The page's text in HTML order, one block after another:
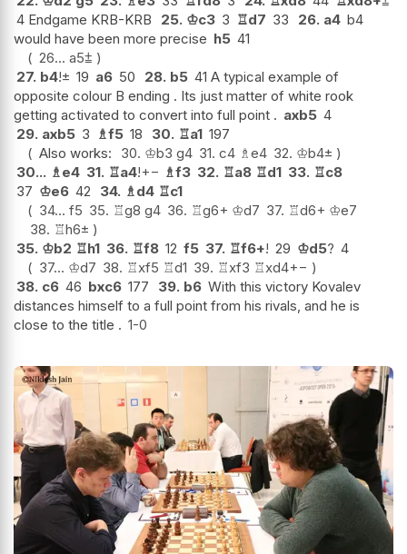
4 Endgame KRB-KRB
25. ♔c3 3 ♖d7 33 26. a4 b4
would have been more precise h5 41
26... a5⩲
27. b4!± 19 a6 50 28. b5 41 A typical example of
opposite colour B ending . Its just matter of white rook
getting activated to convert into full point . axb5 4
29. axb5 3 ♗f5 18 30. ♖a1 197
Also works:
30. ♔b3 g4 31. c4 ♗e4 32. ♔b4±
30... ♗ e4 31. ♖a4!+− ♗f3 32. ♖a8 ♖d1 33. ♖c8
37 ♔e6 42 34. ♗ d4 ♖c1
34... f5 35. ♖g8 g4 36. ♖g6+ ♔d7 37. ♖d6+ ♔e7
38. ♖h6±
35. ♔b2 ♖h1 36. ♖f8 12 f5 37. ♖f6+! 29 ♔d5? 4
37... ♔d7 38. ♖xf5 ♖d1 39. ♖xf3 ♖xd4+−
38. c6 46 bxc6 177 39. b6 With this victory Kovalev
distances himself to a full point from his rivals, and he is
close to the title . 1-0